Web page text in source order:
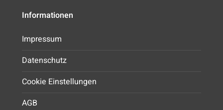
Informationen
Impressum
Datenschutz
Cookie Einstellungen
AGB